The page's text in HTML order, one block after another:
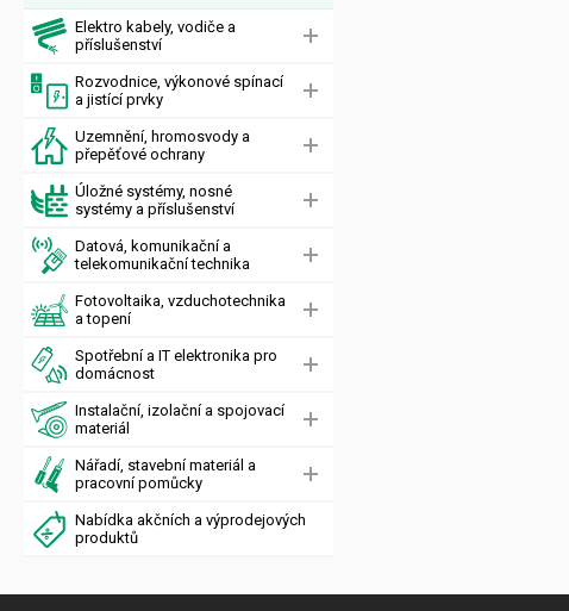
Elektro kabely, vodiče a
příslušenství
Rozvodnice, výkonové spínací
a jistící prvky
Uzemnění, hromosvody a
přepěťové ochrany
Úložné systémy, nosné
systémy a příslušenství
Datová, komunikační a
telekomunikační technika
Fotovoltaika, vzduchotechnika
a topení
Spotřební a IT elektronika pro
domácnost
Instalační, izolační a spojovací
materiál
Nářadí, stavební materiál a
pracovní pomůcky
Nabídka akčních a výprodejových
produktů